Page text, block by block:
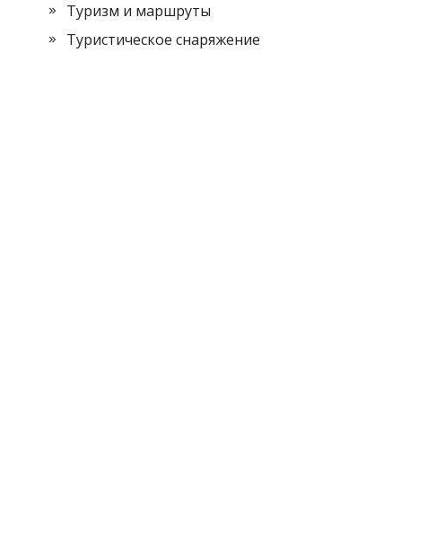
Туризм и маршруты
Туристическое снаряжение